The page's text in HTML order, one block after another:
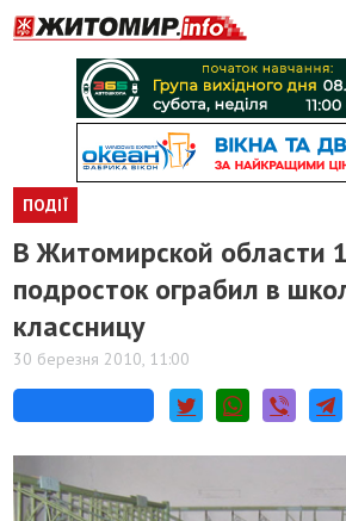
ПОДІЇ
В Житомирской области
подросток ограбил в
классницу
30 березня 2010, 11:00